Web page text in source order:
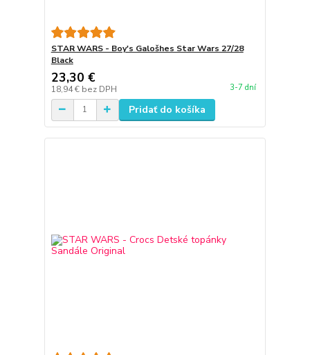
STAR WARS - Boy's Galošhes Star Wars 27/28
Black
23,30 €
18,94 € bez DPH 3-7 dní
Pridať do košíka